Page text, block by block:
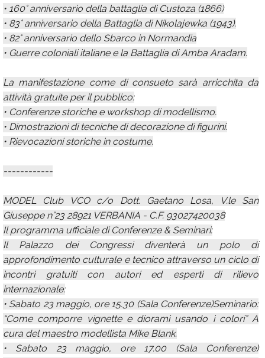
• 160° anniversario della battaglia di Custoza (1866)
• 83° anniversario della Battaglia di Nikolajewka (1943).
• 82° anniversario dello Sbarco in Normandia
• Guerre coloniali italiane e la Battaglia di Amba Aradam.
La manifestazione come di consueto sarà arricchita da
attività gratuite per il pubblico:
• Conferenze storiche e workshop di modellismo.
• Dimostrazioni di tecniche di decorazione di figurini.
• Rievocazioni storiche in costume.
------------
MODEL Club VCO c/o Dott. Gaetano Losa, V.le San
Giuseppe n°23 28921 VERBANIA - C.F. 93027420038
Il programma ufficiale di Conferenze & Seminari:
Il Palazzo dei Congressi diventerà un polo di
approfondimento culturale e tecnico attraverso un ciclo di
incontri gratuiti con autori ed esperti di rilievo
internazionale:
• Sabato 23 maggio, ore 15.30 (Sala Conferenze)Seminario:
“Come comporre vignette e diorami usando i colori” A
cura del maestro modellista Mike Blank.
• Sabato 23 maggio, ore 17.00 (Sala Conferenze)